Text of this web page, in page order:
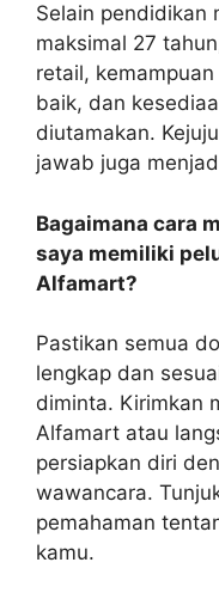
Selain pendidikan
maksimal 27
retail,
baik, dan
diutamakan.
jawab juga
Bagaimana cara
saya memiliki
Alfamart?
Pastikan semua
lengkap dan
diminta. Kirimkan
Alfamart atau
persiapkan diri
wawancara.
pemahaman
kamu.